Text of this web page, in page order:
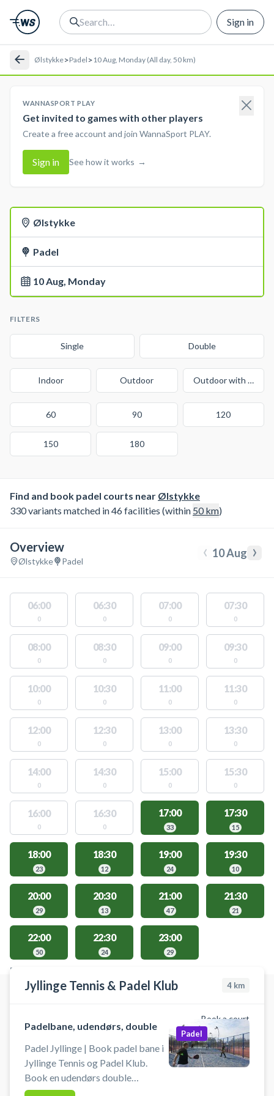
Sign in
Ølstykke>Padel >10 Aug, Monday (All day, 50 km)
WANNASPORT PLAY
Get invited to games with other players
Create a free account and join WannaSport PLAY.
Sign in See how it works →
Ølstykke
Padel
10 Aug, Monday
FILTERS
Single Double
Indoor Outdoor Outdoor with cover
60 90 120
150 180
Find and book padel courts near Ølstykke
330 variants matched in 46 facilities (within 50km)
Overview
Ølstykke Padel ‹ 10 Aug ›
06:00
0
06:30
0
07:00
0
07:30
0
08:00
0
08:30
0
09:00
0
09:30
0
10:00
0
10:30
0
11:00
0
11:30
0
12:00
0
12:30
0
13:00
0
13:30
0
14:00
0
14:30
0
15:00
0
15:30
0
16:00
0
16:30
0
17:00
33
17:30
15
18:00
23
18:30
12
19:00
24
19:30
10
20:00
29
20:30
13
21:00
47
21:30
21
22:00
50
22:30
24
23:00
29
FACILITIES WITH AVAILABLE ACTIVITIES
Jyllinge Tennis & Padel Klub 4 km
Book a court
Padelbane, udendørs, double
Padel Jyllinge | Book padel bane i
Jyllinge Tennis og Padel Klub.
Book en udendørs double
padelbane til 4 personer og spil
Padel